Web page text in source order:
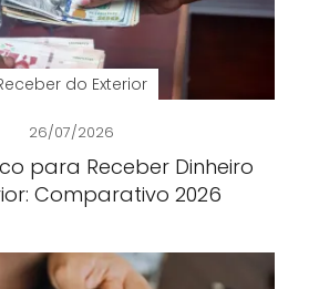
do Exterior
26/07/2026
para Receber Dinheiro
Comparativo 2026